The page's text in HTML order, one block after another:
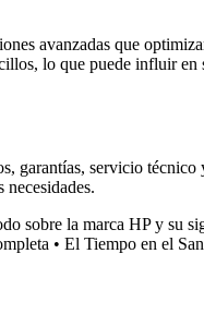
avanzadas que
lo que puede influir
garantías, servicio
sobre la marca HP y su
• El Tiempo en el